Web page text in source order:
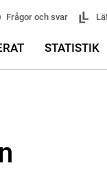
Frågor och svar
STATISTIK